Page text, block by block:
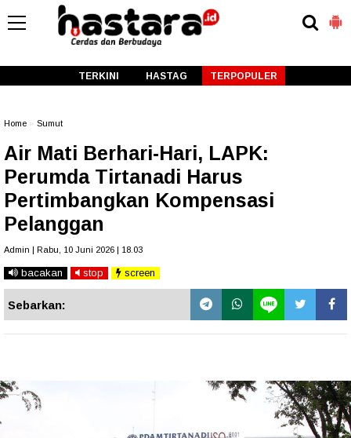
TERKINI HASTAG TERPOPULER
Home Sumut
Air Mati Berhari-Hari, LAPK:
Perumda Tirtanadi Harus
Pertimbangkan Kompensasi
Pelanggan
Admin | Rabu, 10 Juni 2026 | 18.03
bacakan stop screen
Sebarkan: